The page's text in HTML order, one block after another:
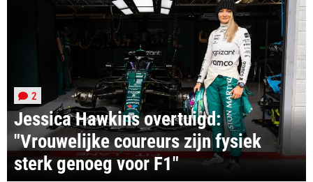
Jessica Hawkins overtuigd:
"Vrouwelijke coureurs zijn fysiek
sterk genoeg voor F1"
2